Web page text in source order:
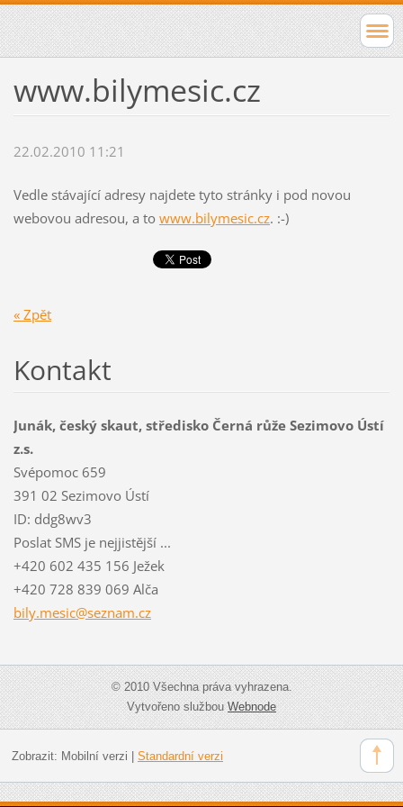
www.bilymesic.cz
22.02.2010 11:21
Vedle stávající adresy najdete tyto stránky i pod novou
webovou adresou, a to www.bilymesic.cz. :-)
« Zpět
Kontakt
Junák, český skaut, středisko Černá růže Sezimovo Ústí
z.s.
Svépomoc 659
391 02 Sezimovo Ústí
ID: ddg8wv3
Poslat SMS je nejjistější ...
+420 602 435 156 Ježek
+420 728 839 069 Alča
bily.mesic@seznam.cz
© 2010 Všechna práva vyhrazena.
Vytvořeno službouWebnode
Zobrazit: Mobilní verzi Standardní verzi